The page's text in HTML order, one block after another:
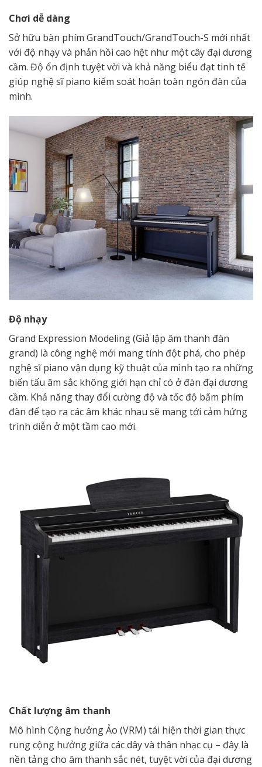
Chơi dễ dàng
Sở hữu bàn phím GrandTouch/GrandTouch-S mới nhất
với độ nhạy và phản hồi cao hệt như một cây đại dương
cầm. Độ ổn định tuyệt vời và khả năng biểu đạt tinh tế
giúp nghệ sĩ piano kiểm soát hoàn toàn ngón đàn của
mình.
Độ nhạy
Grand Expression Modeling (Giả lập âm thanh đàn
grand) là công nghệ mới mang tính đột phá, cho phép
nghệ sĩ piano vận dụng kỹ thuật của mình tạo ra những
biến tấu âm sắc không giới hạn chỉ có ở đàn đại dương
cầm. Khả năng thay đổi cường độ và tốc độ bấm phím
đàn để tạo ra các âm khác nhau sẽ mang tới cảm hứng
trình diễn ở một tầm cao mới.
Chất lượng âm thanh
Mô hình Cộng hưởng Ảo (VRM) tái hiện thời gian thực
rung cộng hưởng giữa các dây và thân nhạc cụ – đây là
nền tảng cho âm thanh sắc nét, tuyệt vời của đại dương